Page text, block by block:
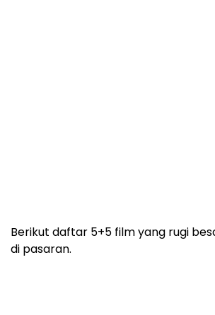
Berikut daftar 5+5 film yang rugi
di pasaran.